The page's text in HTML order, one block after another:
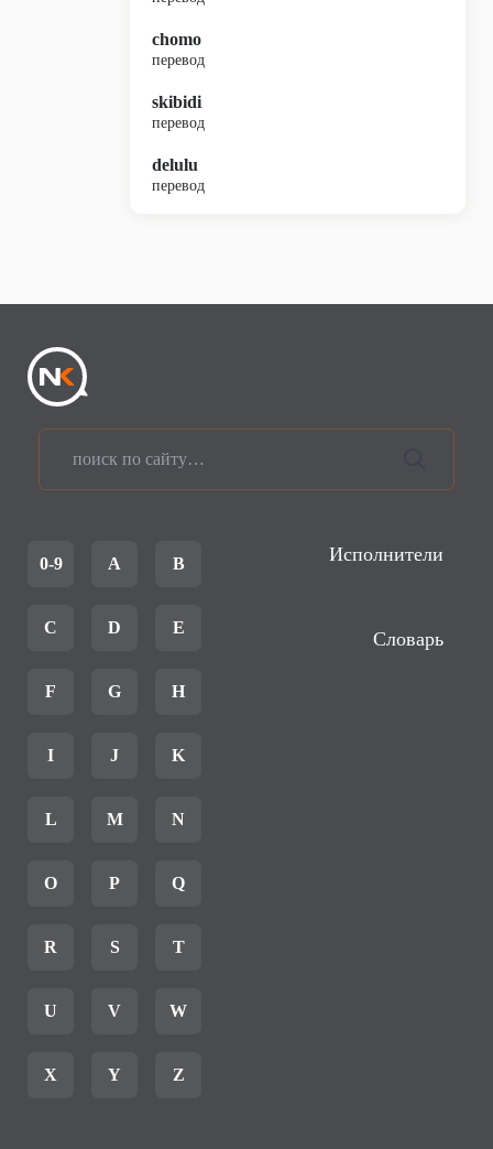
chomo
перевод
skibidi
перевод
delulu
перевод
0-9 A B
C D E
F G H
I J K
L M N
O P Q
R S T
U V W
X Y Z
Исполнители
Словарь